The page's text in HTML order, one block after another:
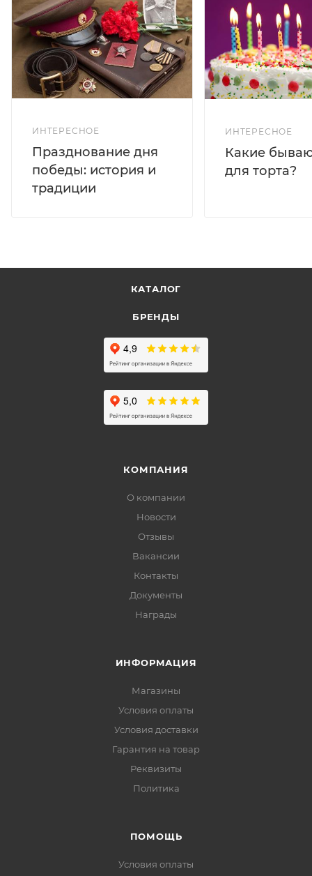
ИНТЕРЕСНОЕ
Празднование дня
победы: история и
традиции
ИНТЕРЕСНОЕ
Какие
для торта?
КАТАЛОГ
БРЕНДЫ
КОМПАНИЯ
О компании
Новости
Отзывы
Вакансии
Контакты
Документы
Награды
ИНФОРМАЦИЯ
Магазины
Условия оплаты
Условия доставки
Гарантия на товар
Реквизиты
Политика
ПОМОЩЬ
Условия оплаты